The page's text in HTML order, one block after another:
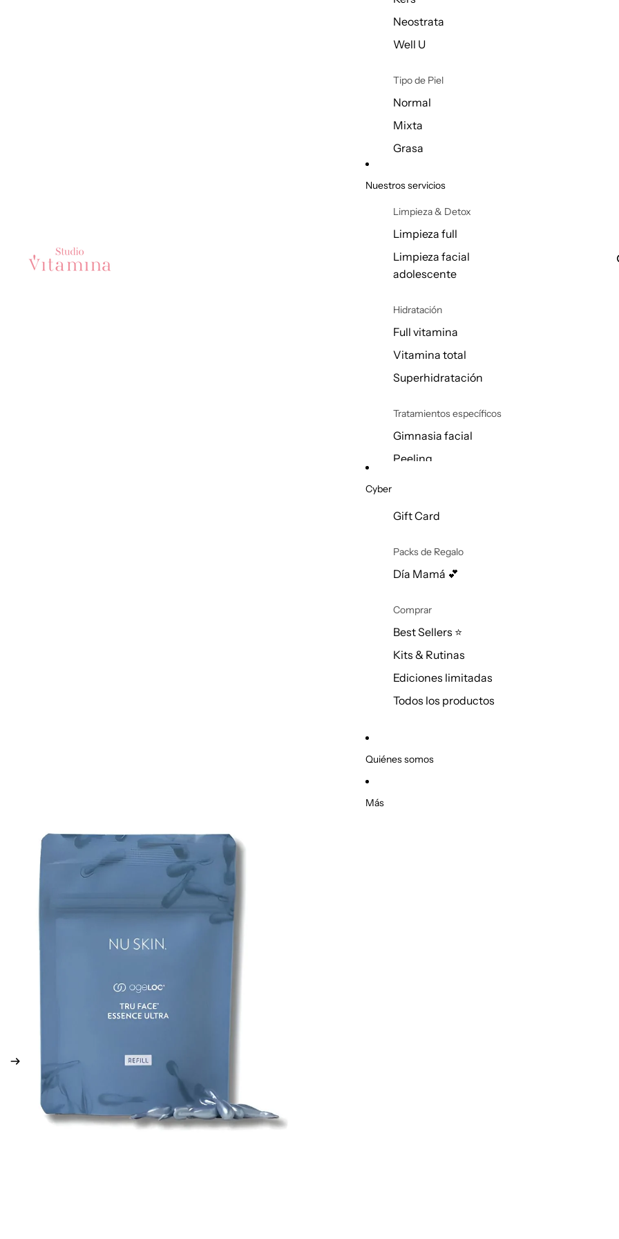
Neostrata
Well U
Tipo de Piel
Normal
Mixta
Grasa
Seca
Rutinas
Rutina AM
Rutina PM
Tratar
Acné & Brotes
Antiedad y Arrugas
Limpieza
Protección solar
Nuestros servicios
Limpieza & Detox
Limpieza full
Limpieza facial
adolescente
Hidratación
Full vitamina
Vitamina total
Superhidratación
Tratamientos específicos
Gimnasia facial
Peeling
Limpieza full
adolescente
Full vitamina
Superhidratación
Gimnasia facial
Peeling
Cyber
Gift Card
Packs de Regalo
Día Mamá 💕
Comprar
Best Sellers ⭐
Kits & Rutinas
Ediciones limitadas
Todos los productos
Quiénes somos
Más